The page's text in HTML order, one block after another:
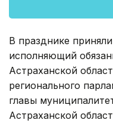
В празднике
исполняющий
Астраханской
регионального
главы
Астраханской